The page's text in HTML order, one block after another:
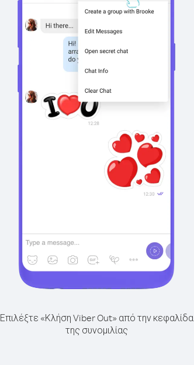
Επιλέξτε «Κλήση Viber Out» από την κεφαλίδα
της συνομιλίας